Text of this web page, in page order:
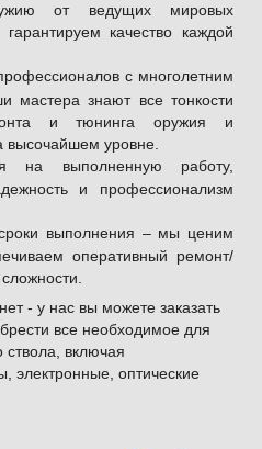
от ведущих мировых
качество каждой
с многолетним
мастера знают все тонкости
и тюнинга оружия и
уровне.
на выполненную работу,
и профессионализм
выполнения – мы ценим
оперативный ремонт/
- у нас вы можете заказать
все необходимое для
ствола, включая
электронные, оптические